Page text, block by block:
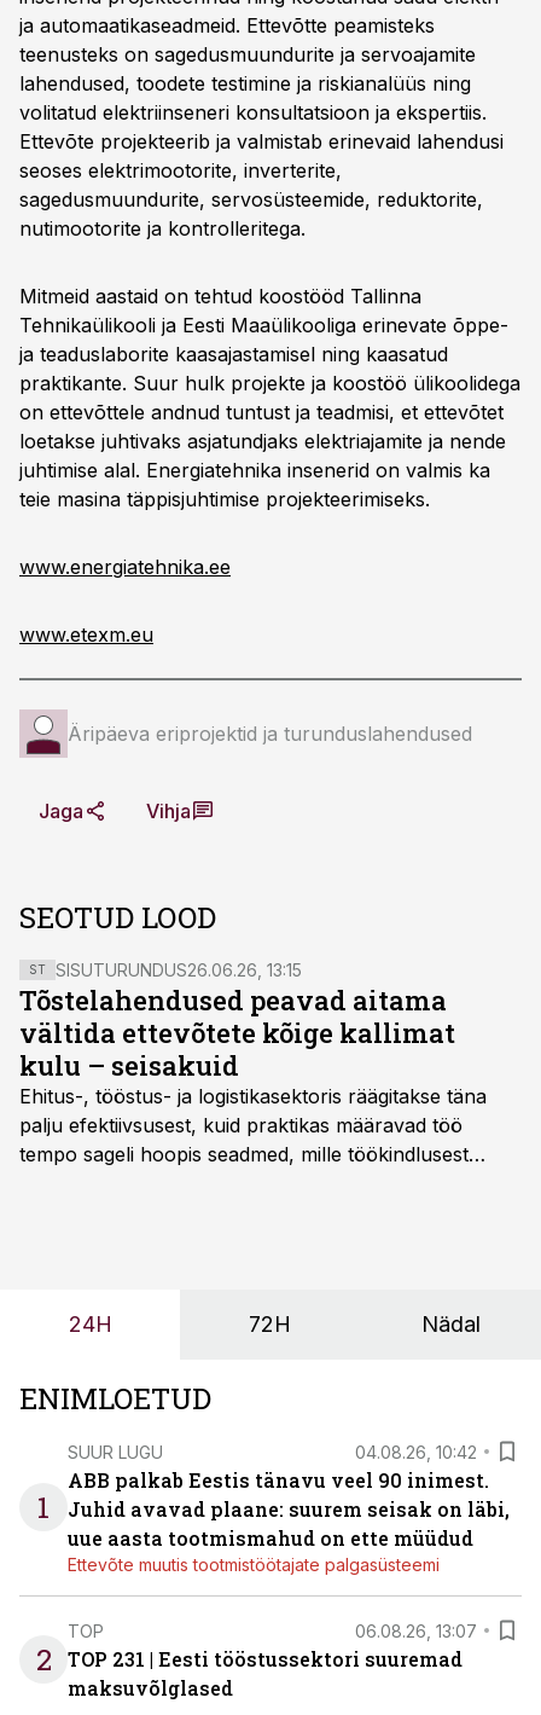
ja automaatikaseadmeid. Ettevõtte peamisteks
teenusteks on sagedusmuundurite ja servoajamite
lahendused, toodete testimine ja riskianalüüs ning
volitatud elektriinseneri konsultatsioon ja ekspertiis.
Ettevõte projekteerib ja valmistab erinevaid lahendusi
seoses elektrimootorite, inverterite,
sagedusmuundurite, servosüsteemide, reduktorite,
nutimootorite ja kontrolleritega.
Mitmeid aastaid on tehtud koostööd Tallinna
Tehnikaülikooli ja Eesti Maaülikooliga erinevate õppe-
ja teaduslaborite kaasajastamisel ning kaasatud
praktikante. Suur hulk projekte ja koostöö ülikoolidega
on ettevõttele andnud tuntust ja teadmisi, et ettevõtet
loetakse juhtivaks asjatundjaks elektriajamite ja nende
juhtimise alal. Energiatehnika insenerid on valmis ka
teie masina täppisjuhtimise projekteerimiseks.
www.energiatehnika.ee
www.etexm.eu
Äripäeva eriprojektid ja turunduslahendused
Jaga Vihja
SEOTUD LOOD
ST SISUTURUNDUS26.06.26, 13:15
Tõstelahendused peavad aitama
vältida ettevõtete kõige kallimat
kulu – seisakuid
Ehitus-, tööstus- ja logistikasektoris räägitakse täna
palju efektiivsusest, kuid praktikas määravad töö
tempo sageli hoopis seadmed, mille töökindlusest
24H 72H Nädal
ENIMLOETUD
1
SUUR LUGU 04.08.26, 10:42
ABB palkab Eestis tänavu veel 90 inimest.
Juhid avavad plaane: suurem seisak on läbi,
uue aasta tootmismahud on ette müüdud
Ettevõte muutis tootmistöötajate palgasüsteemi
2
TOP 06.08.26, 13:07
TOP 231 | Eesti tööstussektori suuremad
maksuvõlglased